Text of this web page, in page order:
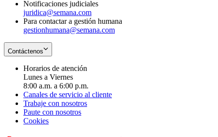
Notificaciones judiciales
juridica@semana.com
Para contactar a gestión humana
gestionhumana@semana.com
Contáctenos
Horarios de atención
Lunes a Viernes
8:00 a.m. a 6:00 p.m.
Canales de servicio al cliente
Trabaje con nosotros
Paute con nosotros
Cookies